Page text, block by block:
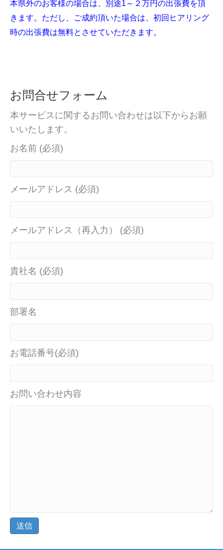
本県外のお客様の場合は、別途1～２万円の出張費を頂
きます。ただし、ご成約頂いた場合は、初回ヒアリング
時の出張費は無料とさせていただきます。
お問合せフォーム
本サービスに関するお問い合わせは以下からお願
いいたします。
お名前 (必須)
メールアドレス (必須)
メールアドレス（再入力） (必須)
貴社名 (必須)
部署名
お電話番号(必須)
お問い合わせ内容